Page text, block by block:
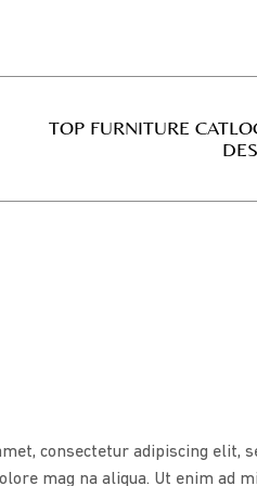
TOP FURNITURE
consectetur adipiscing elit,
mag na aliqua. Ut enim ad